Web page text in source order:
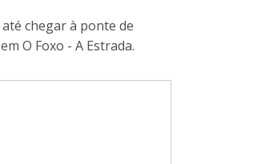
chegar à ponte de
O Foxo - A Estrada.